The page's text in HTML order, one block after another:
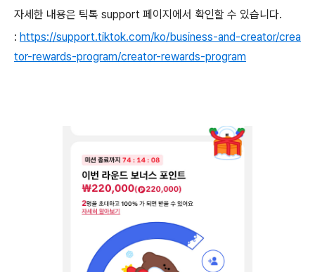
자세한 내용은 틱톡 support 페이지에서 확인할 수 있습니다.
: https://support.tiktok.com/ko/business-and-creator/crea
tor-rewards-program/creator-rewards-program